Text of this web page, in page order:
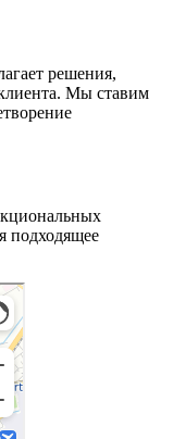
решения,
Мы ставим
подходящее